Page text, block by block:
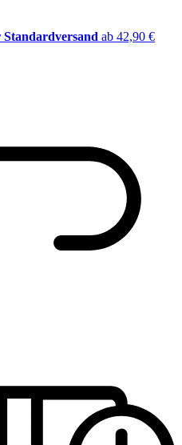
Standardversand ab 42,90 €